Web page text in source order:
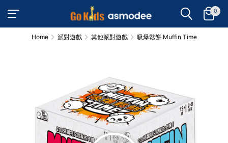
0
Home 派對遊戲 其他派對遊戲 吸爆鬆餅 Muffin Time